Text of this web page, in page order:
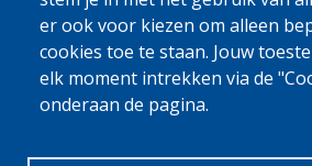
er ook voor kiezen om alleen
cookies toe te staan. Jouw
elk moment intrekken via de
onderaan de pagina.